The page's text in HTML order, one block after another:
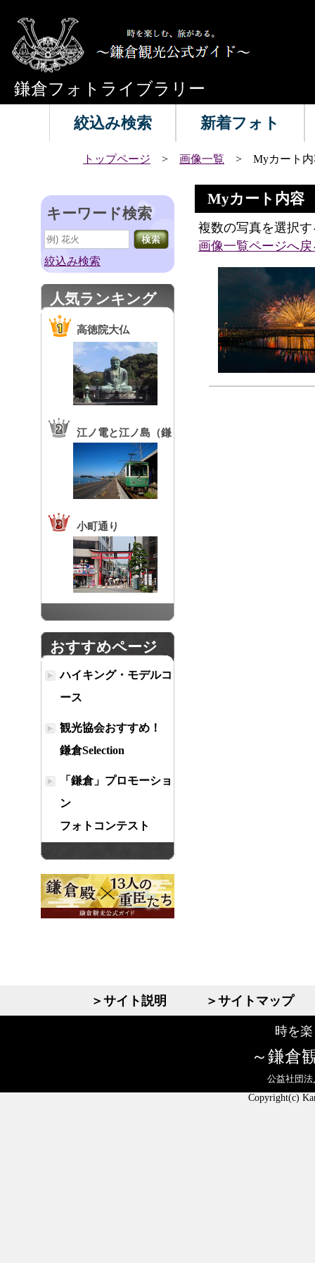
鎌倉フォトライブラリー
絞込み検索 新着フォト
トップページ > 画像一覧 > Myカート内
キーワード検索
絞込み検索
人気ランキング
高徳院大仏
江ノ電と江ノ島（鎌
倉高校前駅）
小町通り
おすすめページ
ハイキング・モデルコ
ース
観光協会おすすめ！
鎌倉Selection
「鎌倉」プロモーショ
ン
フォトコンテスト
Myカート内容
複数の写真を選択
画像一覧ページへ戻
＞サイト説明 ＞サイトマップ
時を
鎌倉
公益社団
Copyright(c)